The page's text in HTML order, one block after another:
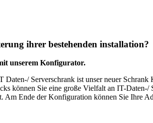
ihrer bestehenden installation?
unserem Konfigurator.
Serverschrank ist unser neuer
können Sie eine große Vielfalt an IT-
Ende der Konfiguration können Sie Ihre